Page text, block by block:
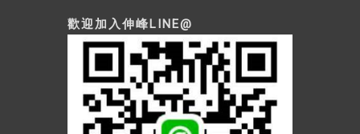
歡迎加入伸峰LINE@